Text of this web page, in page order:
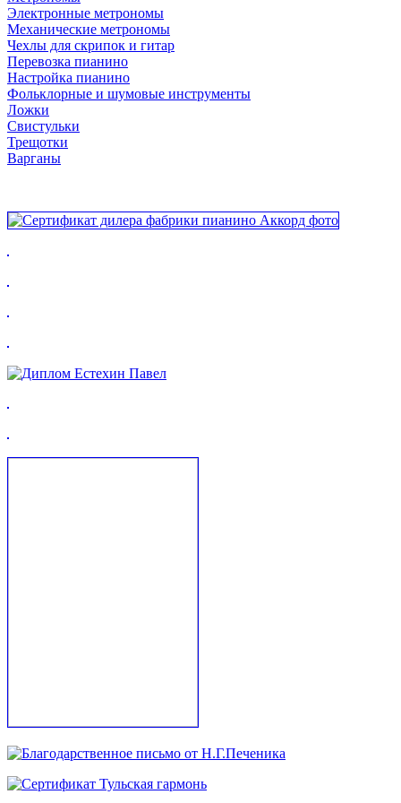
Электронные метрономы
Механические метрономы
Чехлы для скрипок и гитар
Перевозка пианино
Настройка пианино
Фольклорные и шумовые инструменты
Ложки
Свистульки
Трещотки
Варганы